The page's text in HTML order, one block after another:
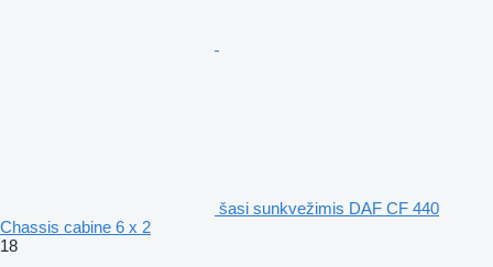
šasi sunkvežimis DAF CF 440
Chassis cabine 6 x 2
18